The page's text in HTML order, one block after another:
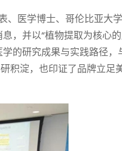
医学博士、哥伦比亚大
，并以“植物提取为核心
的研究成果与实践路径，
积淀，也印证了品牌立足